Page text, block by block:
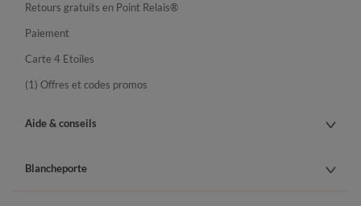
Retours gratuits en Point Relais®
Paiement
Carte 4 Etoiles
(1) Offres et codes promos
Aide & conseils
Blancheporte